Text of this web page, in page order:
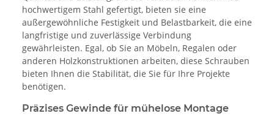
hochwertigem Stahl gefertigt, bieten sie eine
außergewöhnliche Festigkeit und Belastbarkeit, die eine
langfristige und zuverlässige Verbindung
gewährleisten. Egal, ob Sie an Möbeln, Regalen oder
anderen Holzkonstruktionen arbeiten, diese Schrauben
bieten Ihnen die Stabilität, die Sie für Ihre Projekte
benötigen.
Präzises Gewinde für mühelose Montage